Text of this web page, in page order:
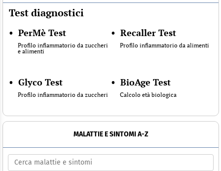
Test diagnostici
• PerMè Test
Profilo infiammatorio da zuccheri
e alimenti
• Recaller Test
Profilo infiammatorio da alimenti
• Glyco Test
Profilo infiammatorio da zuccheri
• BioAge Test
Calcolo età biologica
MALATTIE E SINTOMI A-Z